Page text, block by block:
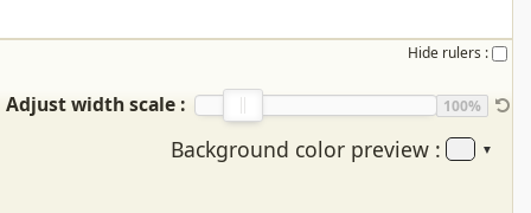
Hide rulers :
Adjust width scale : 100%
Background color preview : ▼